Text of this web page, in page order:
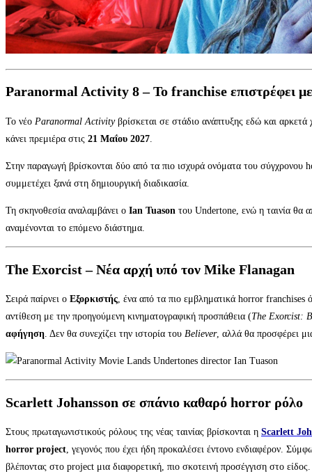
Paranormal Activity 8 – Το franchise επιστρέφει με
Το νέο Paranormal Activityβρίσκεται σε στάδιο ανάπτυξης εδώ και
κάνει πρεμιέρα στις 21 Μαΐου 2027.
Στην παραγωγή βρίσκονται δύο από τα πιο ισχυρά ονόματα του σύγχρονου
συμμετέχει ξανά στη δημιουργική διαδικασία.
Τη σκηνοθεσία αναλαμβάνει ο Ian Tuason του Undertone, ενώ η ταινία θα
αναμένονται το επόμενο διάστημα.
The Exorcist – Νέα αρχή υπό τον Mike Flanagan
Σειρά παίρνει ο Εξορκιστής, ένα από τα πιο εμβληματικά horror
αντίθεση με την προηγούμενη κινηματογραφική προσπάθεια (The Exorcist:
αφήγηση. Δεν θα συνεχίζει την ιστορία του Believer, αλλά θα προσφέρει
Scarlett Johansson σε σπάνιο καθαρό horror ρόλο
Στους πρωταγωνιστικούς ρόλους της νέας ταινίας βρίσκονται η Scarlett
horror project, γεγονός που έχει ήδη προκαλέσει έντονο ενδιαφέρον.
βλέποντας στο project μια διαφορετική, πιο σκοτεινή προσέγγιση στο είδος.